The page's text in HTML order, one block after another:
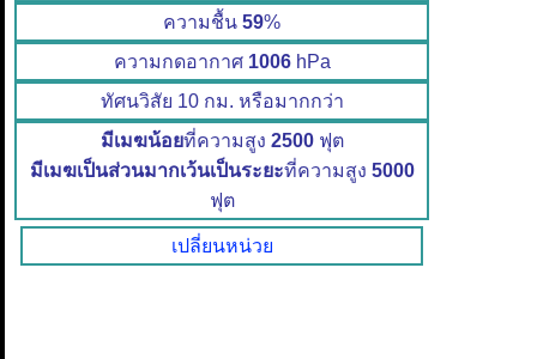
ความชื้น 59%
ความกดอากาศ 1006hPa
ทัศนวิสัย 10 กม. หรือมากกว่า
มีเมฆน้อยที่ความสูง 2500ฟุต
มีเมฆเป็นส่วนมากเว้นเป็นระยะที่ความสูง 5000
ฟุต
เปลี่ยนหน่วย